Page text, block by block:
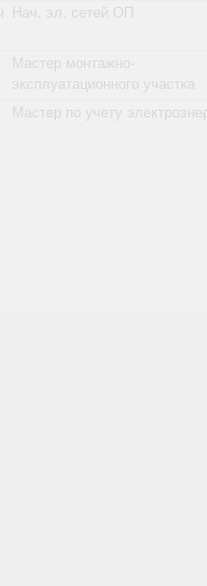
Нач. эл. сетей ОП
Мастер монтажно-
эксплуатационного участка
Мастер по учету